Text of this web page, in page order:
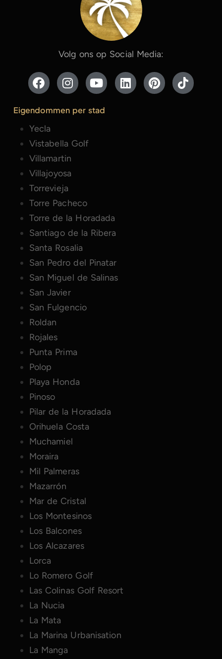
Volg ons op Social Media:
Eigendommen per stad
Yecla
Vistabella Golf
Villamartin
Villajoyosa
Torrevieja
Torre Pacheco
Torre de la Horadada
Santiago de la Ribera
Santa Rosalia
San Pedro del Pinatar
San Miguel de Salinas
San Javier
San Fulgencio
Roldan
Rojales
Punta Prima
Polop
Playa Honda
Pinoso
Pilar de la Horadada
Orihuela Costa
Muchamiel
Moraira
Mil Palmeras
Mazarrón
Mar de Cristal
Los Montesinos
Los Balcones
Los Alcazares
Lorca
Lo Romero Golf
Las Colinas Golf Resort
La Nucia
La Mata
La Marina Urbanisation
La Manga